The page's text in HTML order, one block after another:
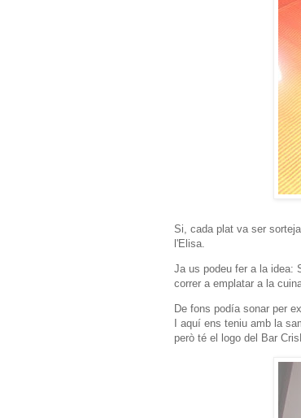
Si, cada plat va ser
l'Elisa.
Ja us podeu fer a la idea:
correr a emplatar a la
De fons podía sonar per
I aquí ens teniu amb la
però té el logo del Bar